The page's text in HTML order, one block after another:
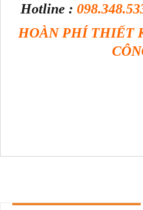
Hotline :
HOÀN PHÍ THIẾT